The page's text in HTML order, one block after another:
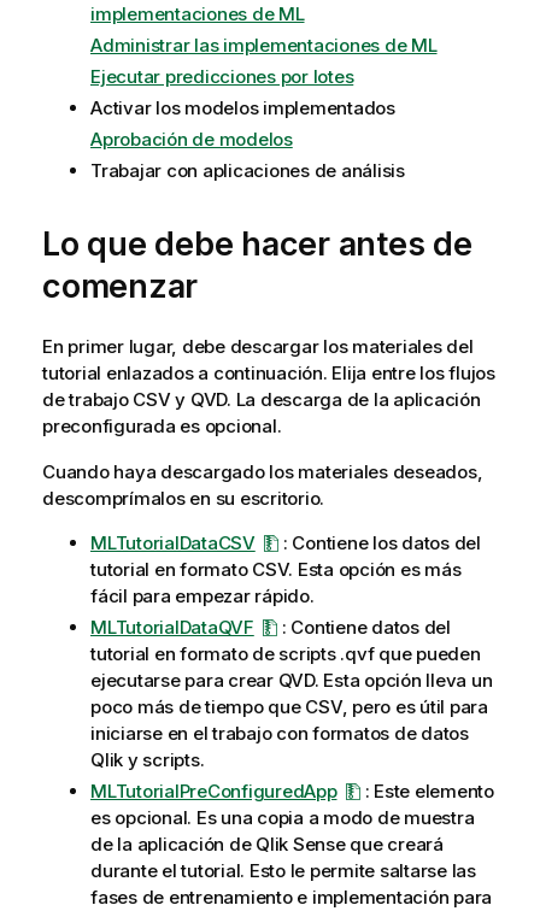
implementaciones de ML
Administrar las implementaciones de ML
Ejecutar predicciones por lotes
Activar los modelos implementados
Aprobación de modelos
Trabajar con aplicaciones de análisis
Lo que debe hacer antes de
comenzar
En primer lugar, debe descargar los materiales del
tutorial enlazados a continuación. Elija entre los flujos
de trabajo CSV y QVD. La descarga de la aplicación
preconfigurada es opcional.
Cuando haya descargado los materiales deseados,
descomprímalos en su escritorio.
MLTutorialDataCSV
: Contiene los datos del
tutorial en formato CSV. Esta opción es más
fácil para empezar rápido.
MLTutorialDataQVF
: Contiene datos del
tutorial en formato de scripts.qvf que pueden
ejecutarse para crear QVD. Esta opción lleva un
poco más de tiempo que CSV, pero es útil para
iniciarse en el trabajo con formatos de datos
Qlik y scripts.
MLTutorialPreConfiguredApp
: Este elemento
es opcional. Es una copia a modo de muestra
de la aplicación de Qlik Senseque creará
durante el tutorial. Esto le permite saltarse las
fases de entrenamiento e implementación para